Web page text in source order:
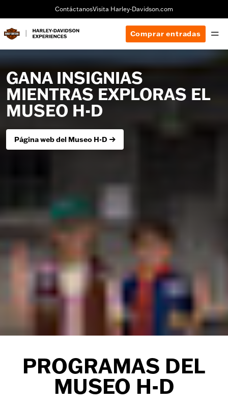
ContáctanosVisita Harley-Davidson.com
Comprar entradas
GANA INSIGNIAS
MIENTRAS EXPLORAS EL
MUSEO H-D
Página web del Museo H-D
PROGRAMAS DEL
MUSEO H-D